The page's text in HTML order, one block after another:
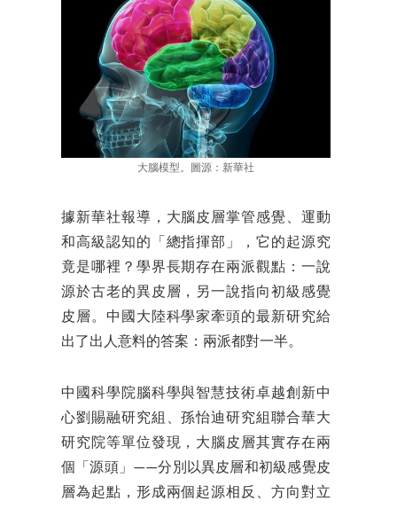
大腦模型。圖源：新華社
據新華社報導，大腦皮層掌管感覺、運動
和高級認知的「總指揮部」，它的起源究
竟是哪裡？學界長期存在兩派觀點：一說
源於古老的異皮層，另一說指向初級感覺
皮層。中國大陸科學家牽頭的最新研究給
出了出人意料的答案：兩派都對一半。
中國科學院腦科學與智慧技術卓越創新中
心劉賜融研究組、孫怡迪研究組聯合華大
研究院等單位發現，大腦皮層其實存在兩
個「源頭」——分別以異皮層和初級感覺皮
層為起點，形成兩個起源相反、方向對立